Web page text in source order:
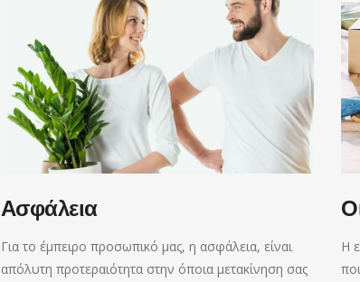
Ασφάλεια
Για το έμπειρο προσωπικό μας, η ασφάλεια, είναι
απόλυτη προτεραιότητα στην όποια μετακίνηση σας
Η